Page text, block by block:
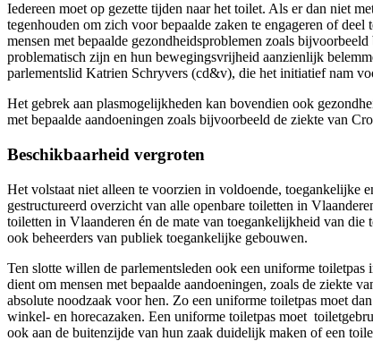
Iedereen moet op gezette tijden naar het toilet. Als er dan niet
tegenhouden om zich voor bepaalde zaken te engageren of
mensen met bepaalde gezondheidsproblemen zoals
problematisch zijn en hun bewegingsvrijheid aanzienlijk
parlementslid Katrien Schryvers (cd&v), die het initiatief nam
Het gebrek aan plasmogelijkheden kan bovendien ook
met bepaalde aandoeningen zoals bijvoorbeeld de ziekte van
Beschikbaarheid vergroten
Het volstaat niet alleen te voorzien in voldoende, toegankelijke
gestructureerd overzicht van alle openbare toiletten in
toiletten in Vlaanderen én de mate van toegankelijkheid van
ook beheerders van publiek toegankelijke gebouwen.
Ten slotte willen de parlementsleden ook een uniforme
dient om mensen met bepaalde aandoeningen, zoals de ziekte
absolute noodzaak voor hen. Zo een uniforme toiletpas moet
winkel- en horecazaken. Een uniforme toiletpas moet
ook aan de buitenzijde van hun zaak duidelijk maken of een